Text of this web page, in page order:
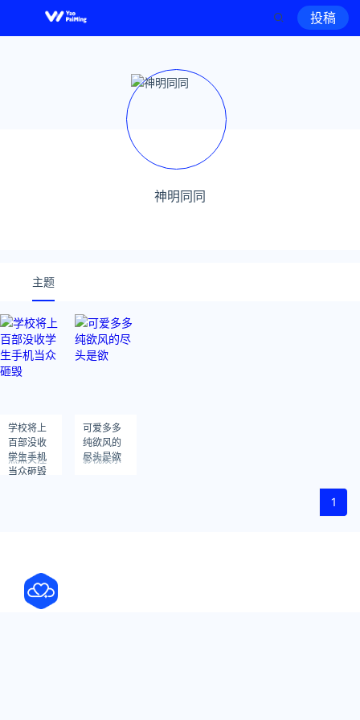
投稿
神明同同
主题
学校将上
百部没收
学生手机
当众砸毁
热点关注
可爱多多
纯欲风的
尽头是欲
影视娱乐
1